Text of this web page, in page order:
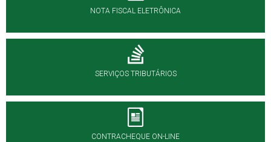
NOTA FISCAL ELETRÔNICA
SERVIÇOS TRIBUTÁRIOS
CONTRACHEQUE ON-LINE